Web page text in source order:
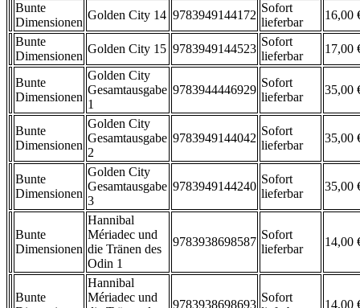
Bunte
Dimensionen
Golden City 14 9783949144172
Sofort
lieferbar
16,00
Bunte
Dimensionen
Golden City 15 9783949144523
Sofort
lieferbar
17,00
Bunte
Dimensionen
Golden City
Gesamtausgabe
1
9783944446929
Sofort
lieferbar
35,00
Bunte
Dimensionen
Golden City
Gesamtausgabe
2
9783949144042
Sofort
lieferbar
35,00
Bunte
Dimensionen
Golden City
Gesamtausgabe
3
9783949144240
Sofort
lieferbar
35,00
Bunte
Dimensionen
Hannibal
Mériadec und
die Tränen des
Odin 1
9783938698587
Sofort
lieferbar
14,00
Bunte
Hannibal
Mériadec und
9783938698693
Sofort
14,00